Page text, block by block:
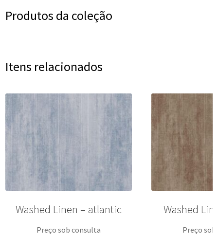
Produtos da coleção
Itens relacionados
Washed Linen – atlantic
Preço sob consulta
Washed
Preço